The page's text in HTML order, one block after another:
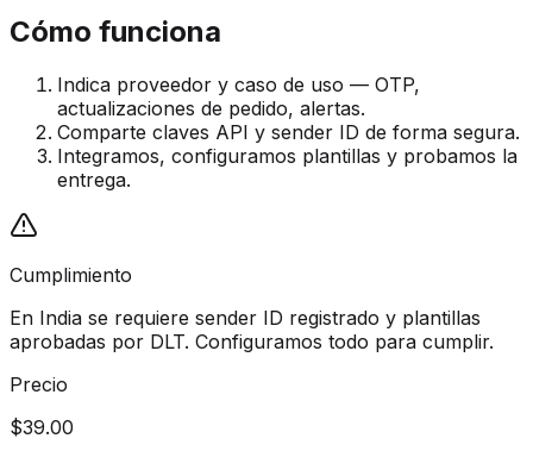
Cómo funciona
Indica proveedor y caso de uso — OTP,
actualizaciones de pedido, alertas.
Comparte claves API y sender ID de forma segura.
Integramos, configuramos plantillas y probamos la
entrega.
Cumplimiento
En India se requiere sender ID registrado y plantillas
aprobadas por DLT. Configuramos todo para cumplir.
Precio
$39.00